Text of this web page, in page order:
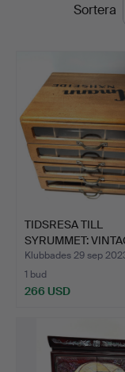
Stuber's
SlutpriserSortera
TIDSRESA TILL
SYRUMMET:
AMANN SYTR…
Klubbades 29 sep
1 bud
266 USD